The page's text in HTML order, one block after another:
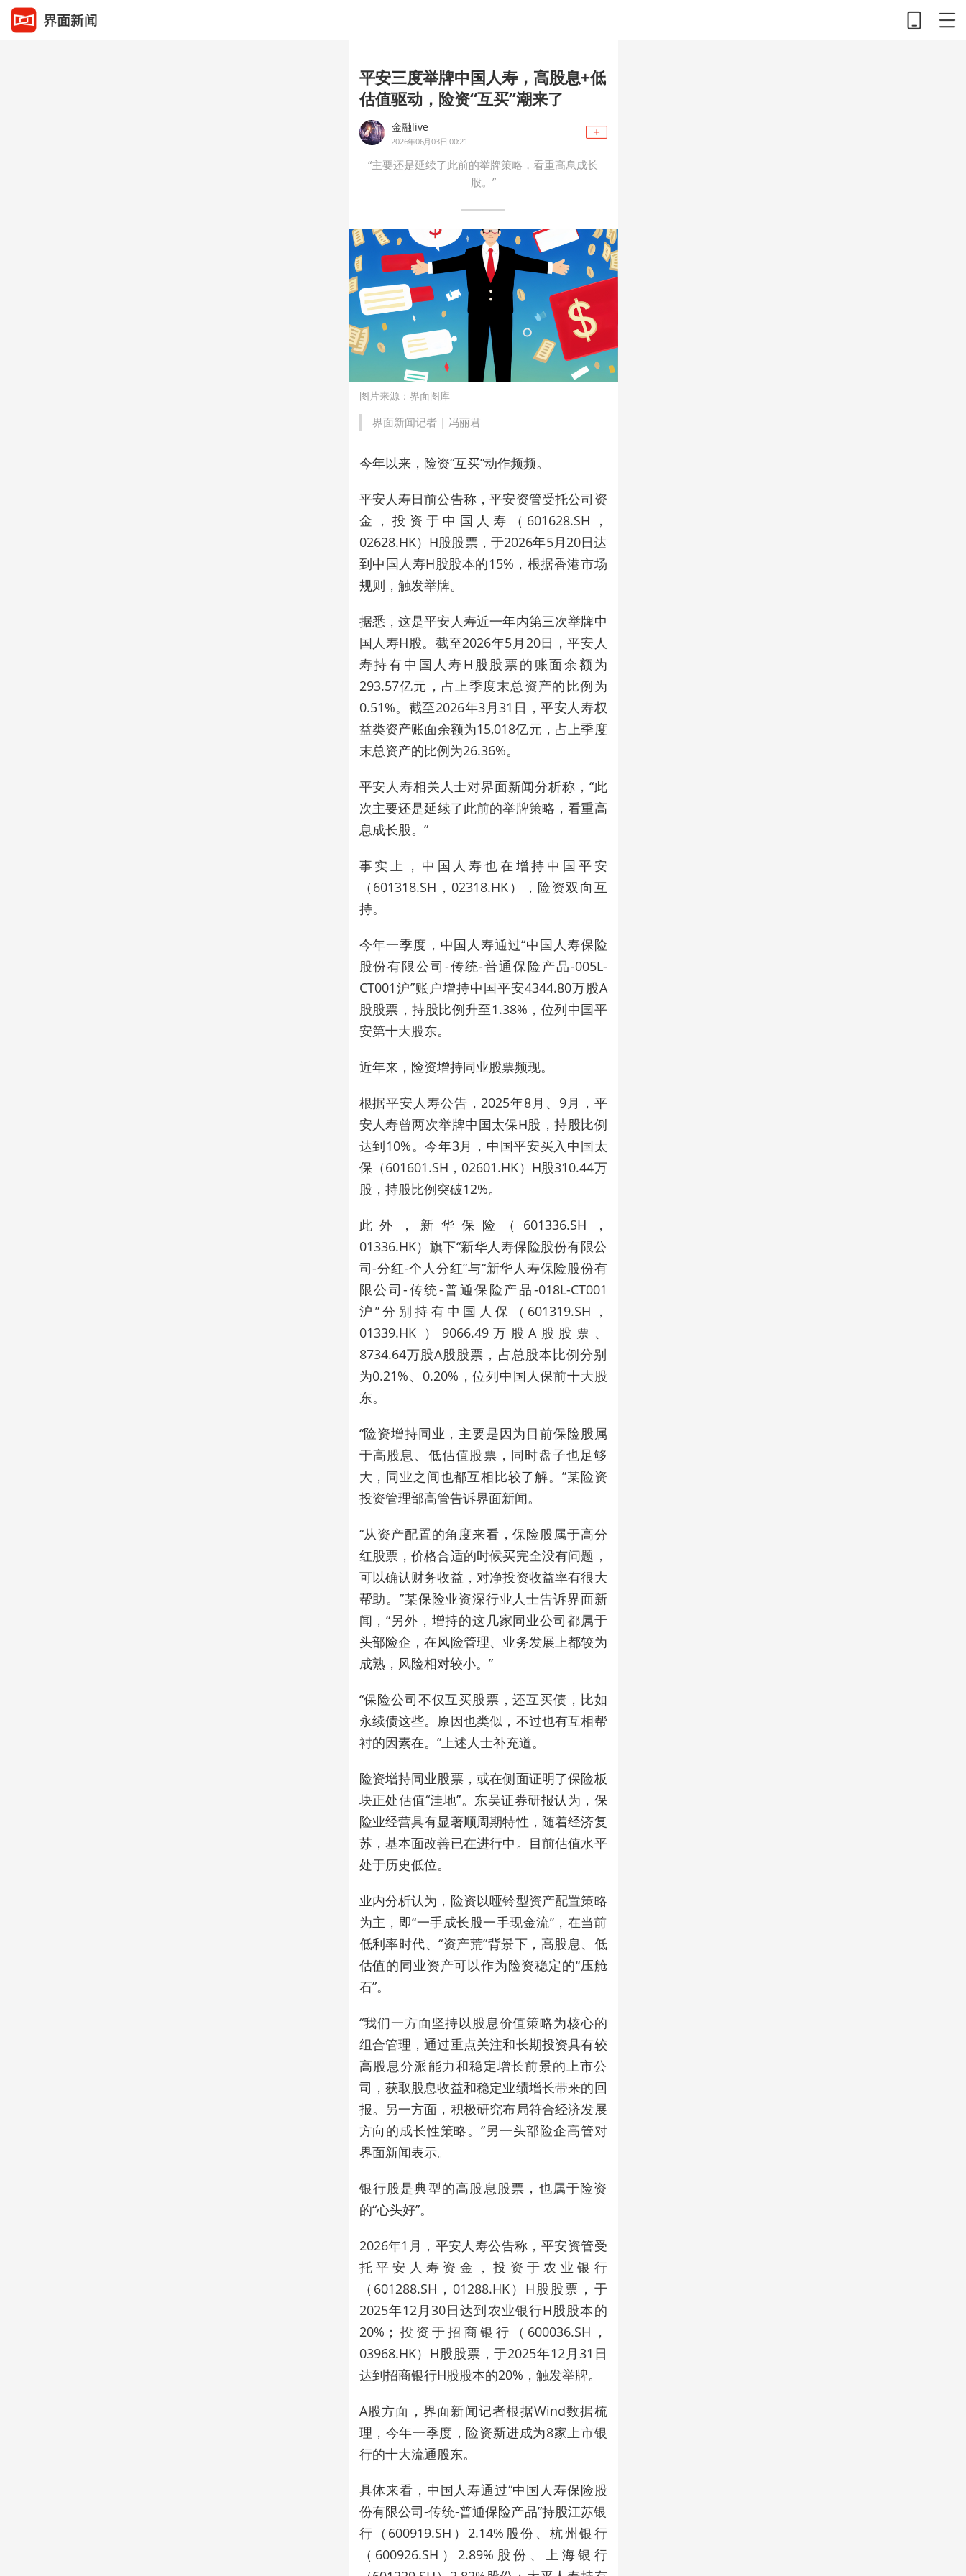
平安三度举牌中国人寿，高股息+低
估值驱动，险资“互买”潮来了
金融live
2026年06月03日 00:21
“主要还是延续了此前的举牌策略，看重高息成长
股。”
图片来源：界面图库
界面新闻记者 | 冯丽君
今年以来，险资“互买”动作频频。
平安人寿日前公告称，平安资管受托公司资
金，投资于中国人寿（601628.SH，
02628.HK）H股股票，于2026年5月20日达
到中国人寿H股股本的15%，根据香港市场
规则，触发举牌。
据悉，这是平安人寿近一年内第三次举牌中
国人寿H股。截至2026年5月20日，平安人
寿持有中国人寿H股股票的账面余额为
293.57亿元，占上季度末总资产的比例为
0.51%。 截至2026年3月31日，平安人寿权
益类资产账面余额为15,018亿元，占上季度
末总资产的比例为26.36%。
平安人寿相关人士对界面新闻分析称，“此
次主要还是延续了此前的举牌策略 ，看重高
息成长股。”
事实上，中国人寿也在增持中国平安
（601318.SH，02318.HK），险资双向互
持。
今年一季度，中国人寿通过“中国人寿保险
股份有限公司-传统-普通保险产品-005L-
CT001沪”账户增持中国平安4344.80万股A
股股票，持股比例升至1.38%，位列中国平
安第十大股东。
近年来，险资增持同业股票频现。
根据平安人寿公告，2025年8月、9月，平
安人寿曾两次举牌中国太保H股 ，持股比例
达到10%。今年3月，中国平安买入中国太
保 （601601.SH，02601.HK） H股310.44万
股，持股比例突破12%。
此外，新华保险（601336.SH，
01336.HK）旗下“新华人寿保险股份有限公
司-分红-个人分红”与“新华人寿保险股份有
限公司-传统-普通保险产品-018L-CT001
沪”分别持有中国人保（601319.SH，
01339.HK ）9066.49万股A股股票、
8734.64万股A股股票，占总股本比例分别
为0.21%、0.20%，位列中国人保前十大股
东。
“险资增持同业，主要是因为目前保险股属
于高股息、低估值股票，同时盘子也足够
大，同业之间也都互相比较了解。”某险资
投资管理部高管告诉界面新闻。
“从资产配置的角度来看，保险股属于高分
红股票，价格合适的时候买完全没有问题，
可以确认财务收益，对净投资收益率有很大
帮助。”某保险业资深行业人士告诉界面新
闻，“另外，增持的这几家同业公司都属于
头部险企，在风险管理、业务发展上都较为
成熟，风险相对较小。”
“保险公司不仅互买股票，还互买债，比如
永续债这些。原因也类似，不过也有互相帮
衬的因素在。”上述人士补充道。
险资增持同业股票，或在侧面证明了保险板
块正处估值“洼地”。东吴证券研报认为，保
险业经营具有显著顺周期特性，随着经济复
苏，基本面改善已在进行中。目前估值水平
处于历史低位。
业内分析认为，险资以哑铃型资产配置策略
为主，即“一手成长股一手现金流”，在当前
低利率时代、“资产荒”背景下，高股息、低
估值的同业资产可以作为险资稳定的“压舱
石”。
“我们一方面坚持以股息价值策略为核心的
组合管理，通过重点关注和长期投资具有较
高股息分派能力和稳定增长前景的上市公
司，获取股息收益和稳定业绩增长带来的回
报。另一方面，积极研究布局符合经济发展
方向的成长性策略。”另一头部险企高管对
界面新闻表示。
银行股是典型的高股息股票，也属于险资
的“心头好”。
2026年1月，平安人寿公告称，平安资管受
托平安人寿资金，投资于农业银行
（601288.SH，01288.HK）H股股票，于
2025年12月30日达到农业银行H股股本的
20%；投资于招商银行（600036.SH，
03968.HK）H股股票，于2025年12月31日
达到招商银行H股股本的20%，触发举牌。
A股方面，界面新闻记者根据Wind数据梳
理，今年一季度，险资新进成为8家上市银
行的十大流通股东。
具体来看，中国人寿通过“中国人寿保险股
份有限公司-传统-普通保险产品”持股江苏银
行（600919.SH）2.14%股份、杭州银行
（600926.SH）2.89%股份、上海银行